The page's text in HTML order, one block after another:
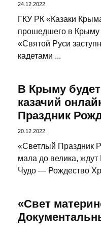
24.12.2022
ГКУ РК «Казаки
прошедшего в Крыму
«Святой Руси
кадетами ...
В Крыму
казачий
Праздник
20.12.2022
«Светлый Праздник
мала до велика,
Чудо — Рождество
«Свет